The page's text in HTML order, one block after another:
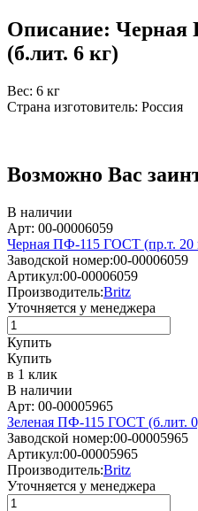
Описание:
(б.лит. 6 кг)
Вес: 6 кг
Страна изготовитель: Россия
Возможно Вас
В наличии
Арт: 00-00006059
Черная ПФ-115 ГОСТ (пр.т. 20
Заводской номер:00-00006059
Артикул:00-00006059
Производитель:Britz
Уточняется у менеджера
Купить
Купить
в 1 клик
В наличии
Арт: 00-00005965
Зеленая ПФ-115 ГОСТ (б.лит.
Заводской номер:00-00005965
Артикул:00-00005965
Производитель:Britz
Уточняется у менеджера